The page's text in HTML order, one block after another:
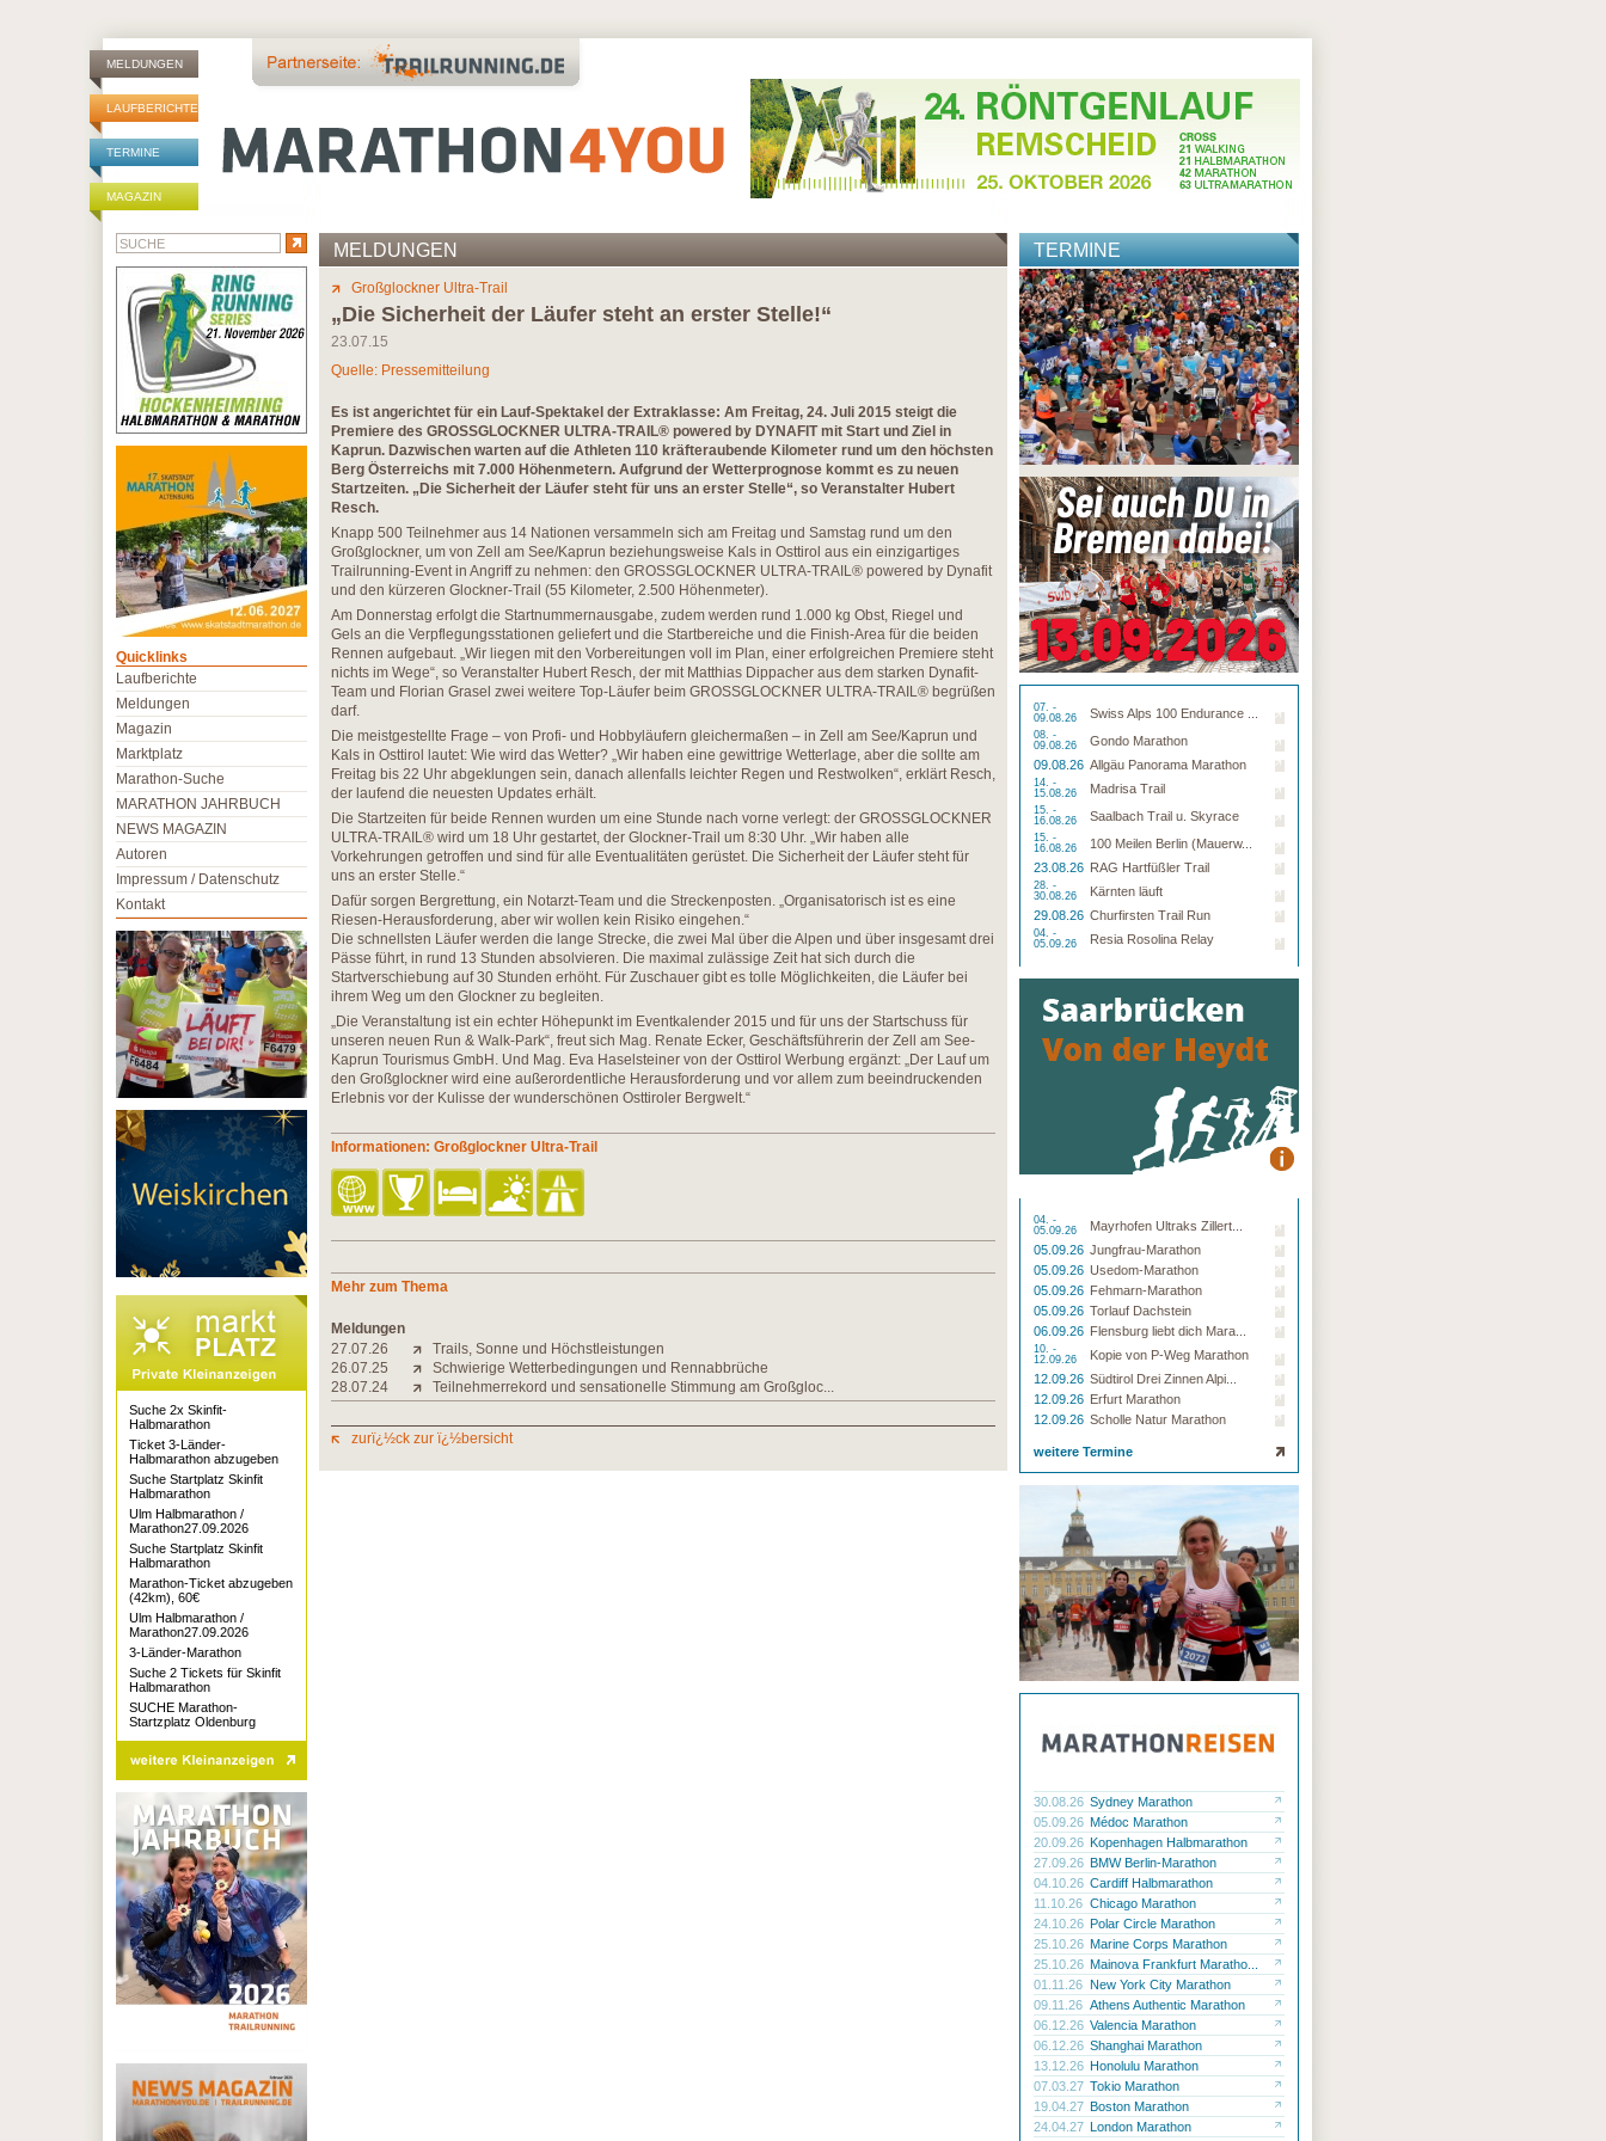
MELDUNGEN
LAUFBERICHTE
TERMINE
MAGAZIN
MELDUNGEN
Großglockner Ultra-Trail
„Die Sicherheit der Läufer steht an erster Stelle!“
23.07.15
Quelle: Pressemitteilung
Es ist angerichtet für ein Lauf-Spektakel der Extraklasse: Am Freitag, 24. Juli 2015 steigt die
Premiere des GROSSGLOCKNER ULTRA-TRAIL® powered by DYNAFIT mit Start und Ziel in
Kaprun. Dazwischen warten auf die Athleten 110 kräfteraubende Kilometer rund um den höchsten
Berg Österreichs mit 7.000 Höhenmetern. Aufgrund der Wetterprognose kommt es zu neuen
Startzeiten. „Die Sicherheit der Läufer steht für uns an erster Stelle“, so Veranstalter Hubert
Resch.
Knapp 500 Teilnehmer aus 14 Nationen versammeln sich am Freitag und Samstag rund um den
Großglockner, um von Zell am See/Kaprun beziehungsweise Kals in Osttirol aus ein einzigartiges
Trailrunning-Event in Angriff zu nehmen: den GROSSGLOCKNER ULTRA-TRAIL® powered by Dynafit
und den kürzeren Glockner-Trail (55 Kilometer, 2.500 Höhenmeter).
Am Donnerstag erfolgt die Startnummernausgabe, zudem werden rund 1.000 kg Obst, Riegel und
Gels an die Verpflegungsstationen geliefert und die Startbereiche und die Finish-Area für die beiden
Rennen aufgebaut. „Wir liegen mit den Vorbereitungen voll im Plan, einer erfolgreichen Premiere steht
nichts im Wege“, so Veranstalter Hubert Resch, der mit Matthias Dippacher aus dem starken Dynafit-
Team und Florian Grasel zwei weitere Top-Läufer beim GROSSGLOCKNER ULTRA-TRAIL® begrüßen
darf.
Die meistgestellte Frage – von Profi- und Hobbyläufern gleichermaßen – in Zell am See/Kaprun und
Kals in Osttirol lautet: Wie wird das Wetter? „Wir haben eine gewittrige Wetterlage, aber die sollte am
Freitag bis 22 Uhr abgeklungen sein, danach allenfalls leichter Regen und Restwolken“, erklärt Resch,
der laufend die neuesten Updates erhält.
Die Startzeiten für beide Rennen wurden um eine Stunde nach vorne verlegt: der GROSSGLOCKNER
ULTRA-TRAIL® wird um 18 Uhr gestartet, der Glockner-Trail um 8:30 Uhr. „Wir haben alle
Vorkehrungen getroffen und sind für alle Eventualitäten gerüstet. Die Sicherheit der Läufer steht für
uns an erster Stelle.“
Dafür sorgen Bergrettung, ein Notarzt-Team und die Streckenposten. „Organisatorisch ist es eine
Riesen-Herausforderung, aber wir wollen kein Risiko eingehen.“
Die schnellsten Läufer werden die lange Strecke, die zwei Mal über die Alpen und über insgesamt drei
Pässe führt, in rund 13 Stunden absolvieren. Die maximal zulässige Zeit hat sich durch die
Startverschiebung auf 30 Stunden erhöht. Für Zuschauer gibt es tolle Möglichkeiten, die Läufer bei
ihrem Weg um den Glockner zu begleiten.
„Die Veranstaltung ist ein echter Höhepunkt im Eventkalender 2015 und für uns der Startschuss für
unseren neuen Run & Walk-Park“, freut sich Mag. Renate Ecker, Geschäftsführerin der Zell am See-
Kaprun Tourismus GmbH. Und Mag. Eva Haselsteiner von der Osttirol Werbung ergänzt: „Der Lauf um
den Großglockner wird eine außerordentliche Herausforderung und vor allem zum beeindruckenden
Erlebnis vor der Kulisse der wunderschönen Osttiroler Bergwelt.“
Informationen: Großglockner Ultra-Trail
Mehr zum Thema
Meldungen
27.07.26
Trails, Sonne und Höchstleistungen
26.07.25
Schwierige Wetterbedingungen und Rennabbrüche
28.07.24
Teilnehmerrekord und sensationelle Stimmung am Großgloc...
zurï¿½ck zur ï¿½bersicht
TERMINE
07. -
09.08.26
Swiss Alps 100 Endurance ...
08. -
09.08.26
Gondo Marathon
09.08.26 Allgäu Panorama Marathon
14. -
15.08.26
Madrisa Trail
15. -
16.08.26
Saalbach Trail u. Skyrace
15. -
16.08.26
100 Meilen Berlin (Mauerw...
23.08.26 RAG Hartfüßler Trail
28. -
30.08.26
Kärnten läuft
29.08.26 Churfirsten Trail Run
04. -
05.09.26
Resia Rosolina Relay
04. -
05.09.26
Mayrhofen Ultraks Zillert...
05.09.26 Jungfrau-Marathon
05.09.26 Usedom-Marathon
05.09.26 Fehmarn-Marathon
05.09.26 Torlauf Dachstein
06.09.26 Flensburg liebt dich Mara...
10. -
12.09.26
Kopie von P-Weg Marathon
12.09.26 Südtirol Drei Zinnen Alpi...
12.09.26 Erfurt Marathon
12.09.26 Scholle Natur Marathon
weitere Termine
30.08.26 Sydney Marathon
05.09.26 Médoc Marathon
20.09.26 Kopenhagen Halbmarathon
27.09.26 BMW Berlin-Marathon
04.10.26 Cardiff Halbmarathon
11.10.26 Chicago Marathon
24.10.26 Polar Circle Marathon
25.10.26 Marine Corps Marathon
25.10.26 Mainova Frankfurt Maratho...
01.11.26 New York City Marathon
09.11.26 Athens Authentic Marathon
06.12.26 Valencia Marathon
06.12.26 Shanghai Marathon
13.12.26 Honolulu Marathon
07.03.27 Tokio Marathon
19.04.27 Boston Marathon
24.04.27 London Marathon
Quicklinks
Laufberichte
Meldungen
Magazin
Marktplatz
Marathon-Suche
MARATHON JAHRBUCH
NEWS MAGAZIN
Autoren
Impressum / Datenschutz
Kontakt
Suche 2x Skinfit-
Halbmarathon
Ticket 3-Länder-
Halbmarathon abzugeben
Suche Startplatz Skinfit
Halbmarathon
Ulm Halbmarathon /
Marathon27.09.2026
Suche Startplatz Skinfit
Halbmarathon
Marathon-Ticket abzugeben
(42km), 60€
Ulm Halbmarathon /
Marathon27.09.2026
3-Länder-Marathon
Suche 2 Tickets für Skinfit
Halbmarathon
SUCHE Marathon-
Startzplatz Oldenburg